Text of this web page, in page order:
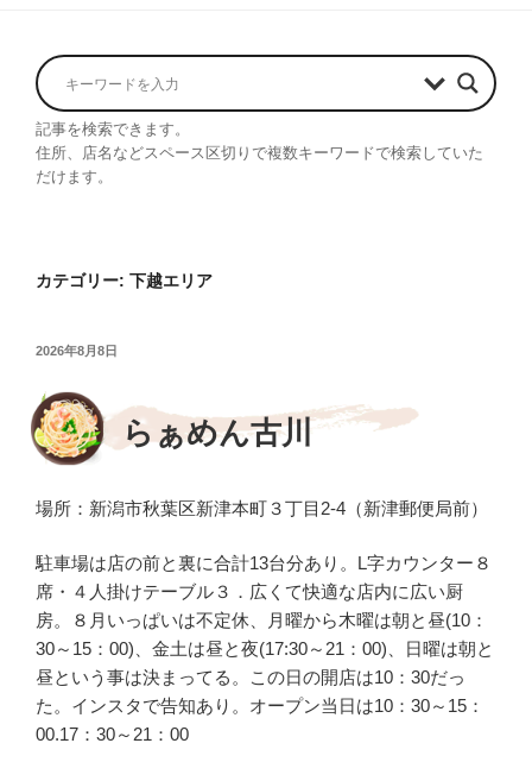
記事を検索できます。
住所、店名などスペース区切りで複数キーワードで検索していた
だけます。
カテゴリー: 下越エリア
投
日:
2026年8月8日
らぁめん古川
場所：新潟市秋葉区新津本町３丁目2-4（新津郵便局前）
駐車場は店の前と裏に合計13台分あり。L字カウンター８
席・４人掛けテーブル３．広くて快適な店内に広い厨
房。８月いっぱいは不定休、月曜から木曜は朝と昼(10：
30～15：00)、金土は昼と夜(17:30～21：00)、日曜は朝と
昼という事は決まってる。この日の開店は10：30だっ
た。インスタで告知あり。オープン当日は10：30～15：
00.17：30～21：00